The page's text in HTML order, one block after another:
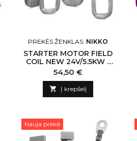
PREKĖS ŽENKLAS: NIKKO
STARTER MOTOR FIELD
COIL NEW 24V/5.5KW -
NLP18 N133392 NIKKO-
CN
Kaina
54,50 €
 Į krepšelį
Nauja prekė